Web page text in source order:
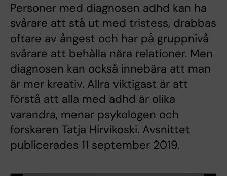
Personer med diagnosen adhd kan ha
svårare att stå ut med tristess, drabbas
oftare av ångest och har på gruppnivå
svårare att behålla nära relationer. Men
diagnosen kan också innebära att man
är mer kreativ. Allra viktigast är att
förstå att alla med adhd är olika
varandra, menar psykologen och
forskaren Tatja Hirvikoski. Avsnittet
publicerades 11 september 2019.